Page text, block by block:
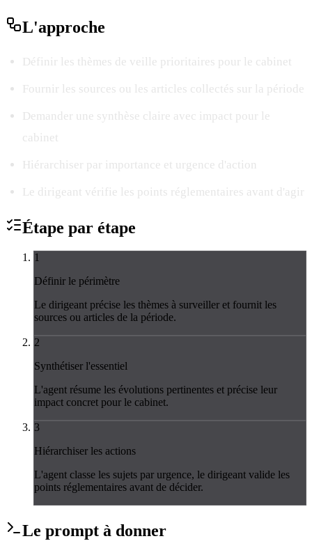
L'approche
Définir les thèmes de veille prioritaires pour le cabinet
Fournir les sources ou les articles collectés sur la période
Demander une synthèse claire avec impact pour le
cabinet
Hiérarchiser par importance et urgence d'action
Le dirigeant vérifie les points réglementaires avant d'agir
Étape par étape
1
Définir le périmètre
Le dirigeant précise les thèmes à surveiller et fournit les
sources ou articles de la période.
2
Synthétiser l'essentiel
L'agent résume les évolutions pertinentes et précise leur
impact concret pour le cabinet.
3
Hiérarchiser les actions
L'agent classe les sujets par urgence, le dirigeant valide les
points réglementaires avant de décider.
Le prompt à donner